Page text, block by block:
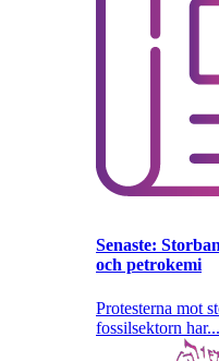
Senaste:
och petrokemi
Protesterna mot
fossilsektorn har...